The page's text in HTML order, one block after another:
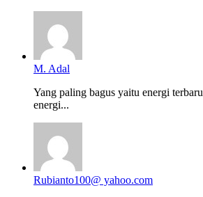
M. Adal
Yang paling bagus yaitu energi
energi...
Rubianto100@ yahoo.com